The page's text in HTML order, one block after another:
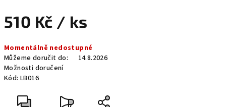
510 Kč / ks
cena:
Momentálně nedostupné
Můžeme doručit do:
14.8.2026
Možnosti doručení
Kód: LB016